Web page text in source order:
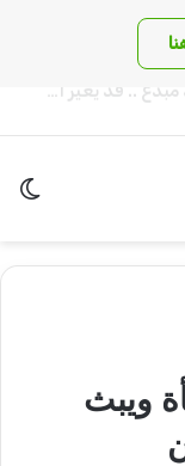
ويبث